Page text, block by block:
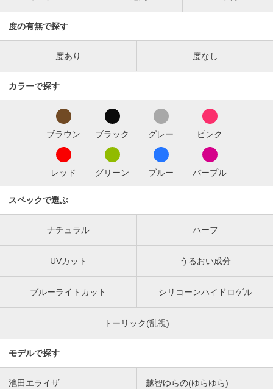
度の有無で探す
度あり 度なし
カラーで探す
ブラウン ブラック グレー ピンク
レッド グリーン ブルー パープル
スペックで選ぶ
ナチュラル ハーフ
UVカット うるおい成分
ブルーライトカット シリコーンハイドロゲル
トーリック(乱視)
モデルで探す
池田エライザ 越智ゆらの(ゆらゆら)